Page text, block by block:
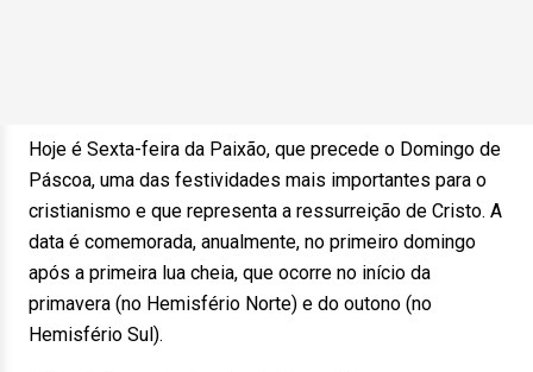
Hoje é Sexta-feira da Paixão, que precede o Domingo de
Páscoa, uma das festividades mais importantes para o
cristianismo e que representa a ressurreição de Cristo. A
data é comemorada, anualmente, no primeiro domingo
após a primeira lua cheia, que ocorre no início da
primavera (no Hemisfério Norte) e do outono (no
Hemisfério Sul).